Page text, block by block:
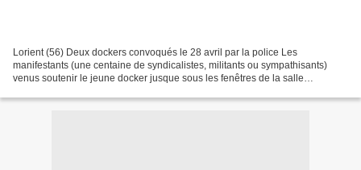
Lorient (56) Deux dockers convoqués le 28 avril par la police Les
manifestants (une centaine de syndicalistes, militants ou sympathisants)
venus soutenir le jeune docker jusque sous les fenêtres de la salle